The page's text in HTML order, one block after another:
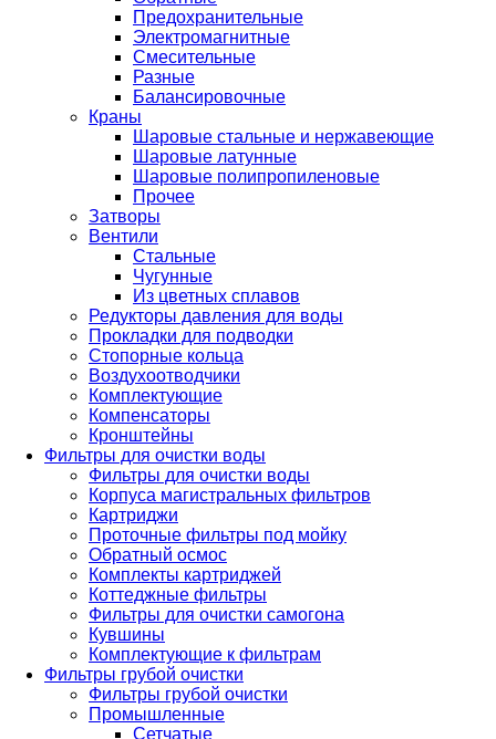
Предохранительные
Электромагнитные
Смесительные
Разные
Балансировочные
Краны
Шаровые стальные и нержавеющие
Шаровые латунные
Шаровые полипропиленовые
Прочее
Затворы
Вентили
Стальные
Чугунные
Из цветных сплавов
Редукторы давления для воды
Прокладки для подводки
Стопорные кольца
Воздухоотводчики
Комплектующие
Компенсаторы
Кронштейны
Фильтры для очистки воды
Фильтры для очистки воды
Корпуса магистральных фильтров
Картриджи
Проточные фильтры под мойку
Обратный осмос
Комплекты картриджей
Коттеджные фильтры
Фильтры для очистки самогона
Кувшины
Комплектующие к фильтрам
Фильтры грубой очистки
Фильтры грубой очистки
Промышленные
Сетчатые